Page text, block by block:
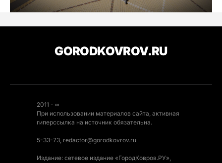
GORODKOVROV.RU
2011 - ∞
При использовании материалов сайта, активная
гиперссылка на источник обязательна.
5-33-73, redactor@gorodkovrov.ru
Издание: сетевое издание «ГородКовров.РУ»,